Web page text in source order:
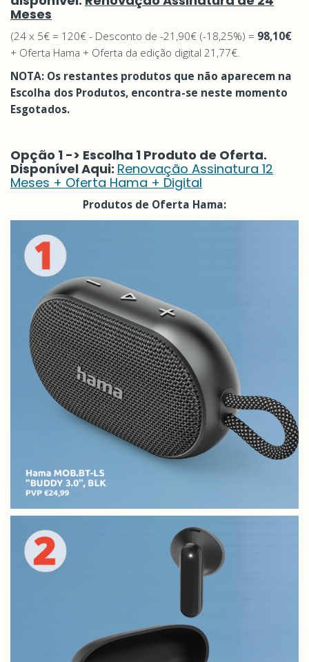
Meses
(24 x 5€ = 120€ - Desconto de -21,90€ (-18,25%) = 98,10€
+ Oferta Hama + Oferta da edição digital 21,77€.
NOTA: Os restantes produtos que não aparecem na
Escolha dos Produtos, encontra-se neste momento
Esgotados.
Opção 1 -> Escolha 1 Produto de Oferta.
Disponível Aqui: Renovação Assinatura 12
Meses + Oferta Hama + Digital
Produtos de Oferta Hama: